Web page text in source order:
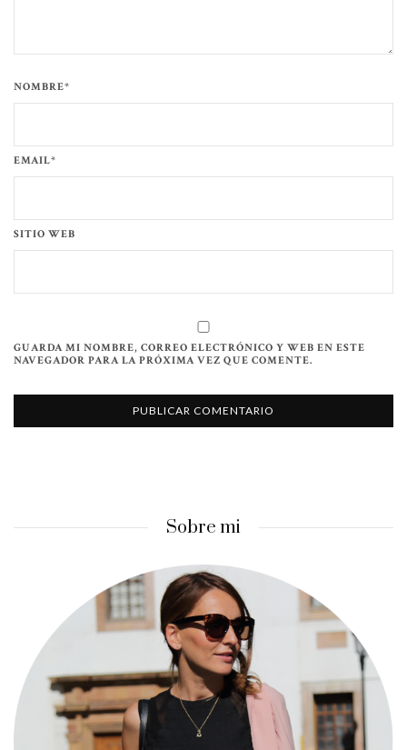
NOMBRE*
EMAIL*
SITIO WEB
GUARDA MI NOMBRE, CORREO ELECTRÓNICO Y WEB EN ESTE
NAVEGADOR PARA LA PRÓXIMA VEZ QUE COMENTE.
Sobre mi